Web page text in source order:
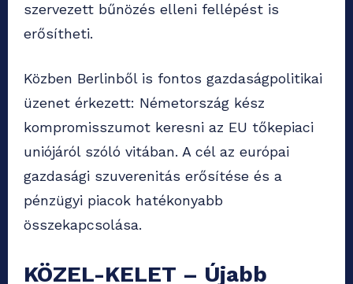
szervezett bűnözés elleni fellépést is
erősítheti.
Közben Berlinből is fontos gazdaságpolitikai
üzenet érkezett: Németország kész
kompromisszumot keresni az EU tőkepiaci
uniójáról szóló vitában. A cél az európai
gazdasági szuverenitás erősítése és a
pénzügyi piacok hatékonyabb
összekapcsolása.
KÖZEL-KELET – Újabb